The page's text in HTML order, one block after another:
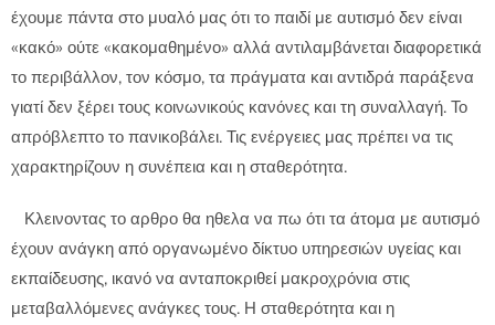
έχουμε πάντα στο μυαλό μας ότι το παιδί με αυτισμό δεν είναι
«κακό» ούτε «κακομαθημένο» αλλά αντιλαμβάνεται διαφορετικά
το περιβάλλον, τον κόσμο, τα πράγματα και αντιδρά παράξενα
γιατί δεν ξέρει τους κοινωνικούς κανόνες και τη συναλλαγή. Το
απρόβλεπτο το πανικοβάλει. Τις ενέργειες μας πρέπει να τις
χαρακτηρίζουν η συνέπεια και η σταθερότητα.
Κλεινοντας το αρθρο θα ηθελα να πω ότι τα άτομα με αυτισμό
έχουν ανάγκη από οργανωμένο δίκτυο υπηρεσιών υγείας και
εκπαίδευσης, ικανό να ανταποκριθεί μακροχρόνια στις
μεταβαλλόμενες ανάγκες τους. Η σταθερότητα και η